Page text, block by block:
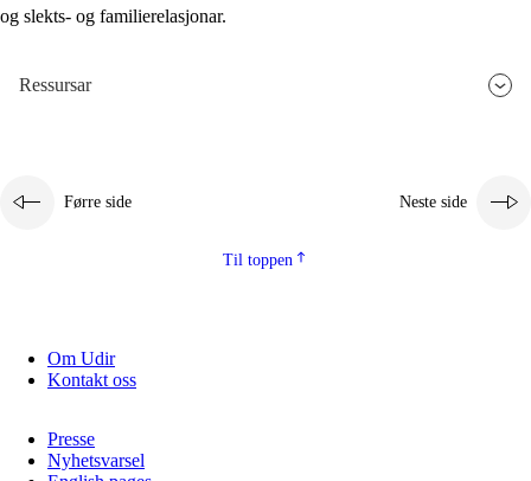
og slekts- og familierelasjonar.
Ressursar
Førre side Neste side
Til toppen
Om Udir
Kontakt oss
Presse
Nyhetsvarsel